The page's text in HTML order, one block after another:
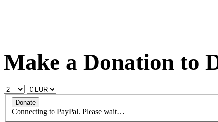
Make a Donation to
Connecting to PayPal. Please wait…